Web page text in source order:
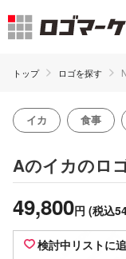
トップ ロゴを探す
イカ 食事
Aのイカのロ
49,800円 (税込
検討中リストに